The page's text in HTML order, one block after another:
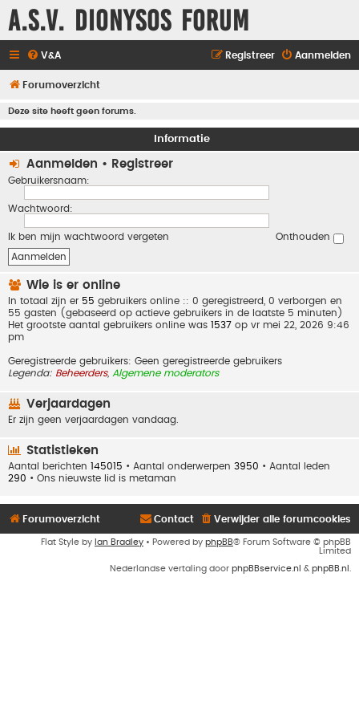
A.S.V. Dionysos Forum
V&A Aanmelden
Registreer
Forumoverzicht
Deze site heeft geen forums.
Informatie
Aanmelden • Registreer
Gebruikersnaam:
Wachtwoord:
Ik ben mijn wachtwoord vergeten Onthouden
Wie is er online
In totaal zijn er 55 gebruikers online :: 0 geregistreerd, 0 verborgen en
55 gasten (gebaseerd op actieve gebruikers in de laatste 5 minuten)
Het grootste aantal gebruikers online was 1537 op vr mei 22, 2026 9:46
pm
Geregistreerde gebruikers: Geen geregistreerde gebruikers
Legenda: Beheerders, Algemene moderators
Verjaardagen
Er zijn geen verjaardagen vandaag.
Statistieken
Aantal berichten 145015 • Aantal onderwerpen 3950 • Aantal leden
290 • Ons nieuwste lid is metaman
Forumoverzicht Verwijder alle forumcookies
Contact
Flat Style by Ian Bradley • Powered by phpBB® Forum Software © phpBB
Limited
Nederlandse vertaling door phpBBservice.nl & phpBB.nl